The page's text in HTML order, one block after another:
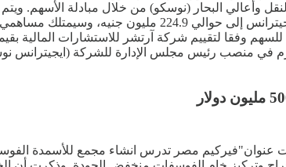
الوطنية لخدمات النقل وأعالي البحار (نوسكو) من خلال
منصب رئيس مجلس الإدارة للشركة (ايجيترانس